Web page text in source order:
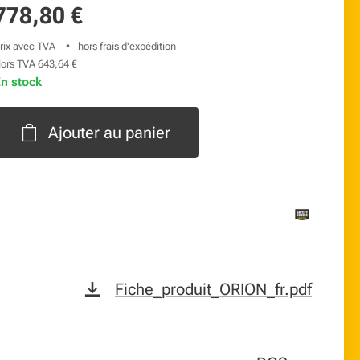
€
avec TVA
hors frais d'expédition
TVA 643,64 €
stock
Ajouter au panier
Fiche_produit_ORION_fr.pdf